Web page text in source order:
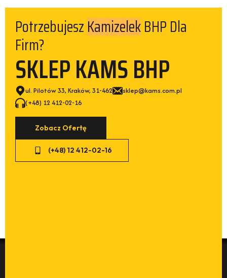
PotrzebujeszKamizelekBHP Dla
Firm?
SKLEP KAMS BHP
ul. Pilotów 33, Kraków, 31-462
sklep@kams.com.pl
(+48) 12 412-02-16
Zobacz Ofertę
(+48) 12 412-02-16